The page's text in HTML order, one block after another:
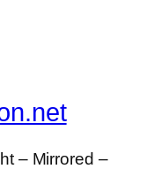
– Mirrored –